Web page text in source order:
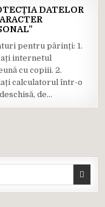
02
DATELOR
pentru părinți: 1.
internetul
cu copiii. 2.
calculatorul într-o
de…